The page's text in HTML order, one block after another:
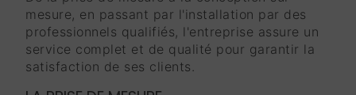
mesure, en passant par l'installation par des
professionnels qualifiés, l'entreprise assure un
service complet et de qualité pour garantir la
satisfaction de ses clients.